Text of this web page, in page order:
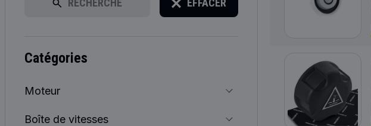
RECHERCHE EFFACER
catégories
Moteur
Boîte de vitesses